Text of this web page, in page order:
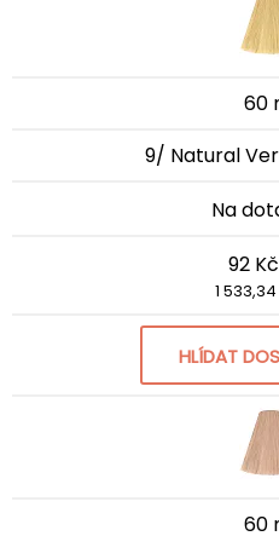
60
9/ Natural
Na
92 Kč
1 533,34
HLÍDAT
60